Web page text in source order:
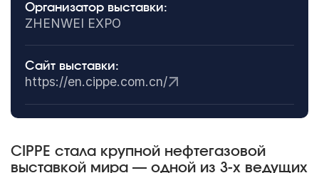
Организатор выставки:
ZHENWEI EXPO
Сайт выставки:
https://en.cippe.com.cn/
CIPPE стала крупной нефтегазовой
выставкой мира — одной из 3-х ведущих